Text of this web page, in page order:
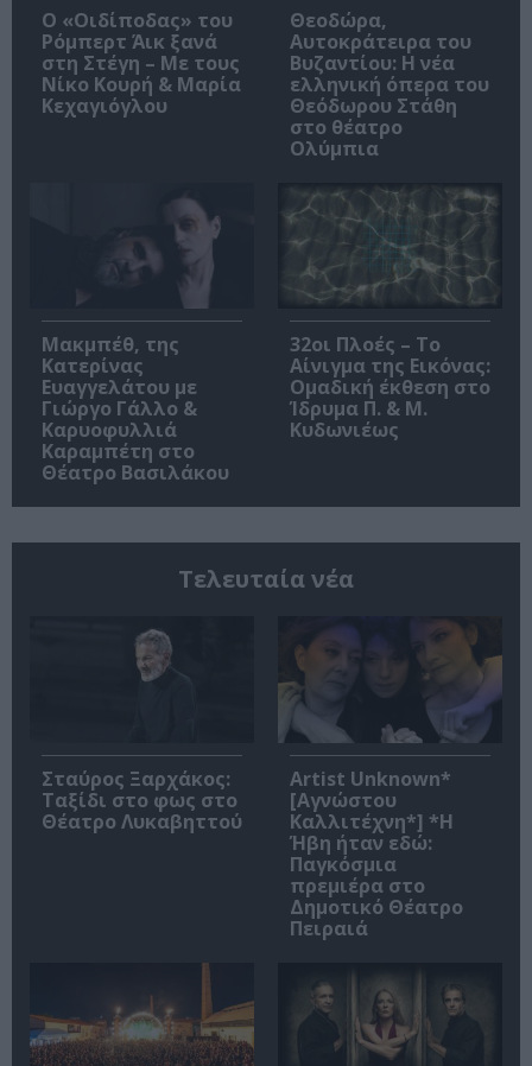
O «Οιδίποδας» του
Ρόμπερτ Άικ ξανά
στη Στέγη – Με τους
Νίκο Κουρή & Μαρία
Κεχαγιόγλου
Θεοδώρα,
Αυτοκράτειρα του
Βυζαντίου: Η νέα
ελληνική όπερα του
Θεόδωρου Στάθη
στο θέατρο
Ολύμπια
Μακμπέθ, της
Κατερίνας
Ευαγγελάτου με
Γιώργο Γάλλο &
Καρυοφυλλιά
Καραμπέτη στο
Θέατρο Βασιλάκου
32οι Πλοές – Το
Αίνιγμα της Εικόνας:
Ομαδική έκθεση στο
Ίδρυμα Π. & Μ.
Κυδωνιέως
Τελευταία νέα
Σταύρος Ξαρχάκος:
Ταξίδι στο φως στο
Θέατρο Λυκαβηττού
Artist Unknown*
[Αγνώστου
Καλλιτέχνη*] *Η
Ήβη ήταν εδώ:
Παγκόσμια
πρεμιέρα στο
Δημοτικό Θέατρο
Πειραιά